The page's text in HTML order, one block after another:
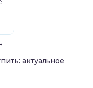
актуальное